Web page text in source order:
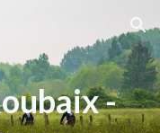
Skip to navigation
-